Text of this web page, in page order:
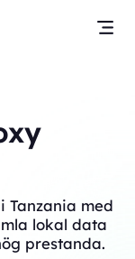
Tanzania med
lokal data
prestanda.